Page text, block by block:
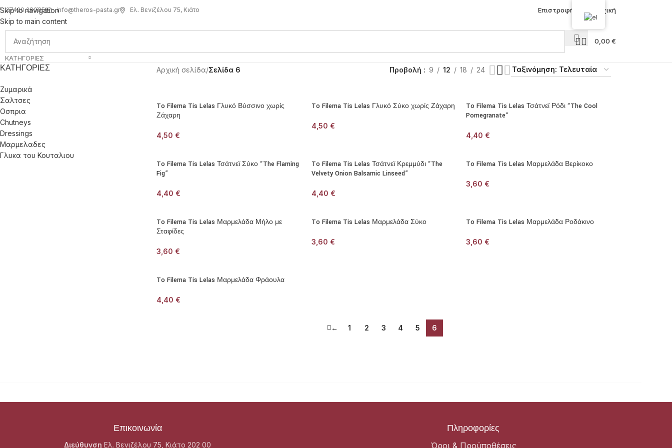
Skip to navigation
Skip to main content
27420 28085 info@theros-pasta.gr Ελ. Βενιζέλου 75, Κιάτο Επιστροφή στην Αρχική
ΚΑΤΗΓΟΡΊΕΣ
0,00 €
ΚΑΤΗΓΟΡΊΕΣ
Ζυμαρικά
Σαλτσες
Οσπρια
Chutneys
Dressings
Μαρμελαδες
Γλυκα του Κουταλιου
Αρχική σελίδα/Σελίδα 6 Προβολή 9 12 18 24
To Filema Tis Lelas Γλυκό Βύσσινο χωρίς
Ζάχαρη
4,50 €
To Filema Tis Lelas Γλυκό Σύκο χωρίς Ζάχαρη
4,50 €
To Filema Tis Lelas Τσάτνεϊ Ρόδι “The Cool
Pomegranate”
4,40 €
To Filema Tis Lelas Τσάτνεϊ Σύκο “The Flaming
Fig”
4,40 €
To Filema Tis Lelas Τσάτνεϊ Κρεμμύδι “The
Velvety Onion Balsamic Linseed”
4,40 €
To Filema Tis Lelas Μαρμελάδα Βερίκοκο
3,60 €
To Filema Tis Lelas Μαρμελάδα Μήλο με
Σταφίδες
3,60 €
To Filema Tis Lelas Μαρμελάδα Σύκο
3,60 €
To Filema Tis Lelas Μαρμελάδα Ροδάκινο
3,60 €
To Filema Tis Lelas Μαρμελάδα Φράουλα
4,40 €
← 1 2 3 4 5 6
Επικοινωνία
Διεύθυνση Ελ. Βενιζέλου 75, Κιάτο 202 00
Πληροφορίες
Όροι & Προϋποθέσεις